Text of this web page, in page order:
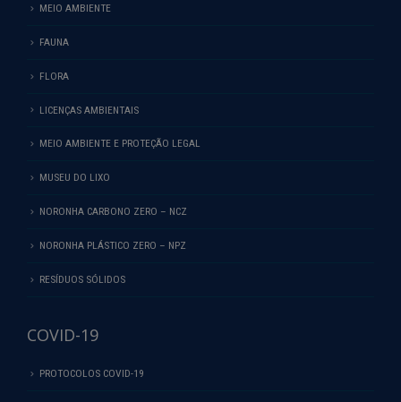
MEIO AMBIENTE
FAUNA
FLORA
LICENÇAS AMBIENTAIS
MEIO AMBIENTE E PROTEÇÃO LEGAL
MUSEU DO LIXO
NORONHA CARBONO ZERO – NCZ
NORONHA PLÁSTICO ZERO – NPZ
RESÍDUOS SÓLIDOS
COVID-19
PROTOCOLOS COVID-19